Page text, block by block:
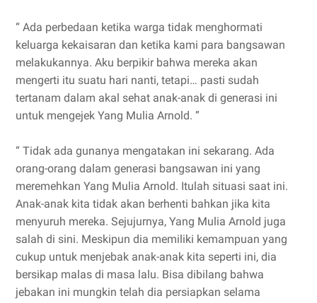
“ Ada perbedaan ketika warga tidak menghormati
keluarga kekaisaran dan ketika kami para bangsawan
melakukannya. Aku berpikir bahwa mereka akan
mengerti itu suatu hari nanti, tetapi… pasti sudah
tertanam dalam akal sehat anak-anak di generasi ini
untuk mengejek Yang Mulia Arnold. ”
“ Tidak ada gunanya mengatakan ini sekarang. Ada
orang-orang dalam generasi bangsawan ini yang
meremehkan Yang Mulia Arnold. Itulah situasi saat ini.
Anak-anak kita tidak akan berhenti bahkan jika kita
menyuruh mereka. Sejujurnya, Yang Mulia Arnold juga
salah di sini. Meskipun dia memiliki kemampuan yang
cukup untuk menjebak anak-anak kita seperti ini, dia
bersikap malas di masa lalu. Bisa dibilang bahwa
jebakan ini mungkin telah dia persiapkan selama